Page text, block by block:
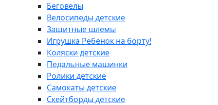
Беговелы
Велосипеды детские
Защитные шлемы
Игрушка Ребенок на борту!
Коляски детские
Педальные машинки
Ролики детские
Самокаты детские
Скейтборды детские